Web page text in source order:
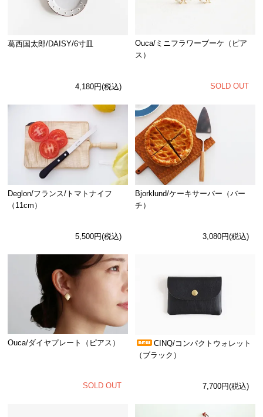
葛西国太郎/DAISY/6寸皿
4,180円(税込)
Ouca/ミニフラワーブーケ（ピア
ス）
SOLD OUT
Deglon/フランス/トマトナイフ
（11cm）
5,500円(税込)
Bjorklund/ケーキサーバー（バー
チ）
3,080円(税込)
Ouca/ダイヤプレート（ピアス）
SOLD OUT
CINQ/コンパクトウォレット
（ブラック）
7,700円(税込)